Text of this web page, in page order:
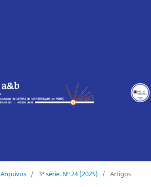
Arquivos / 3ª série. Nº 24 (2025) / Artigos